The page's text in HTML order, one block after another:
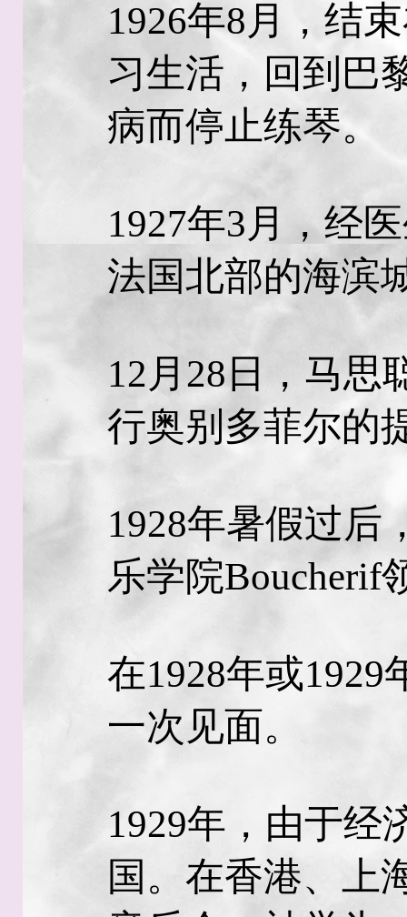
1926年8月，结
习生活，回到巴
病而停止练琴。
1927年3月，经
法国北部的海滨
12月28日，马思
行奥别多菲尔的
1928年暑假过后
乐学院Boucherif
在1928年或1929
一次见面。
1929年，由于经
国。在香港、上